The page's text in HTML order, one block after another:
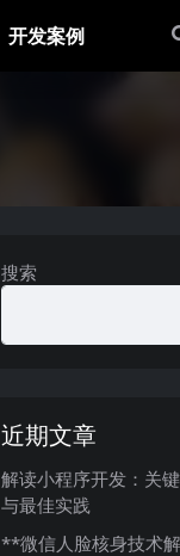
开发案例
搜索
近期文章
解读小程序开发：关
与最佳实践
**微信人脸核身技术